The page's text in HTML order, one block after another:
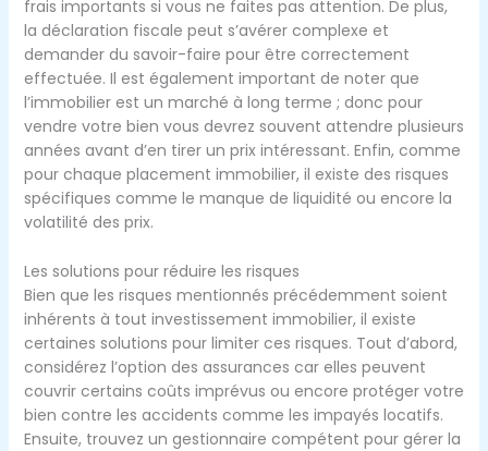
frais importants si vous ne faites pas attention. De plus,
la déclaration fiscale peut s’avérer complexe et
demander du savoir-faire pour être correctement
effectuée. Il est également important de noter que
l’immobilier est un marché à long terme ; donc pour
vendre votre bien vous devrez souvent attendre plusieurs
années avant d’en tirer un prix intéressant. Enfin, comme
pour chaque placement immobilier, il existe des risques
spécifiques comme le manque de liquidité ou encore la
volatilité des prix.
Les solutions pour réduire les risques
Bien que les risques mentionnés précédemment soient
inhérents à tout investissement immobilier, il existe
certaines solutions pour limiter ces risques. Tout d’abord,
considérez l’option des assurances car elles peuvent
couvrir certains coûts imprévus ou encore protéger votre
bien contre les accidents comme les impayés locatifs.
Ensuite, trouvez un gestionnaire compétent pour gérer la